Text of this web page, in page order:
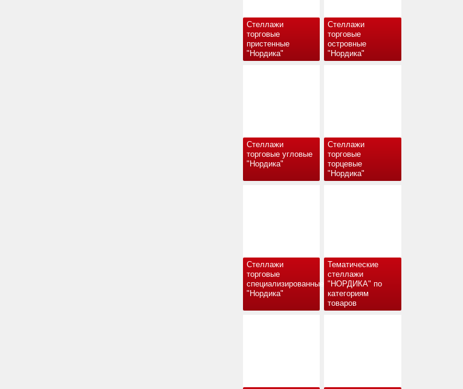
Стеллажи
торговые
пристенные
"Нордика"
Стеллажи
торговые
островные
"Нордика"
Стеллажи
торговые угловые
"Нордика"
Стеллажи
торговые
торцевые
"Нордика"
Стеллажи
торговые
специализированные
"Нордика"
Тематические
стеллажи
"НОРДИКА" по
категориям
товаров